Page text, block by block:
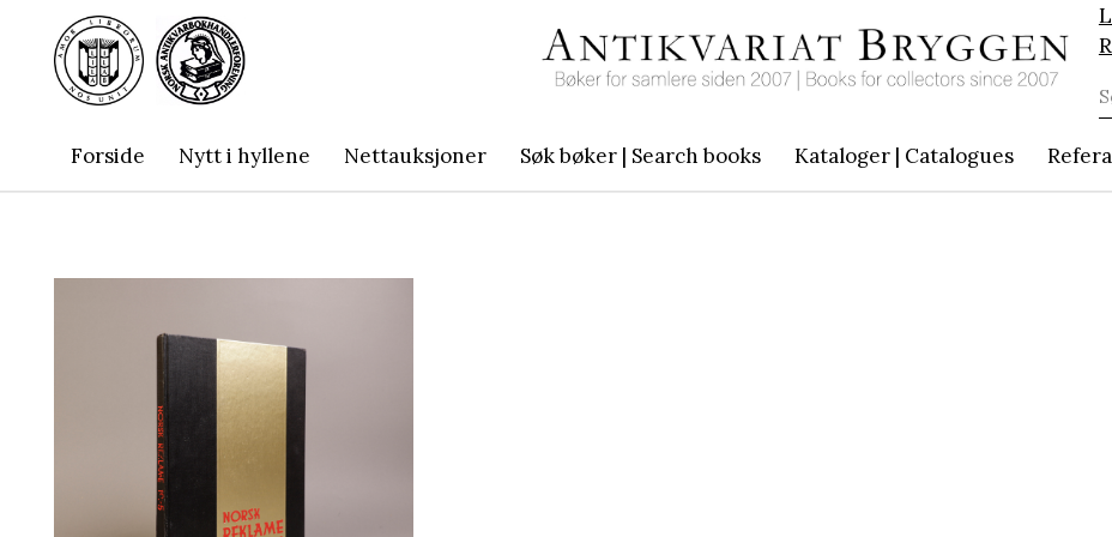
Forside Nytt i hyllene Nettauksjoner Søk bøker | Search books Kataloger | Catalogues